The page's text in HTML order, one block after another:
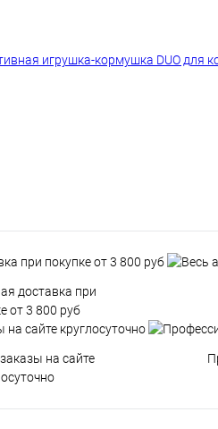
доставка при
от 3 800 руб
на сайте